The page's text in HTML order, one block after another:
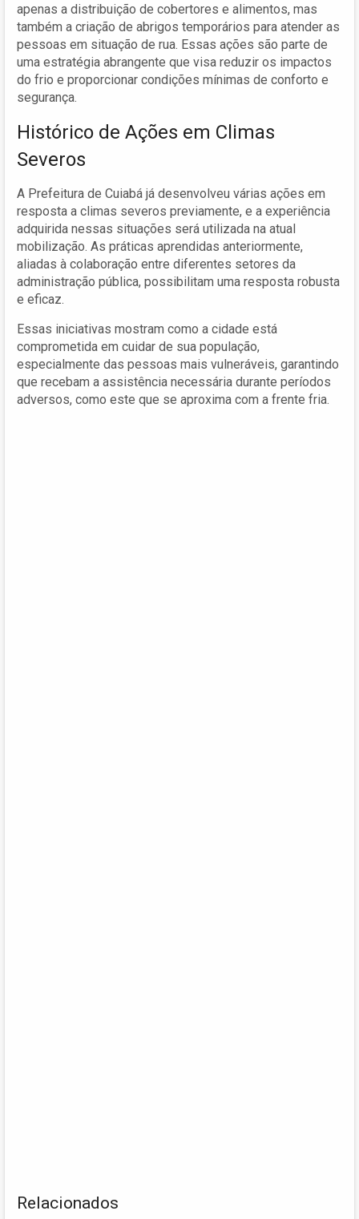
apenas a distribuição de cobertores e alimentos, mas
também a criação de abrigos temporários para atender as
pessoas em situação de rua. Essas ações são parte de
uma estratégia abrangente que visa reduzir os impactos
do frio e proporcionar condições mínimas de conforto e
segurança.
Histórico de Ações em Climas
Severos
A Prefeitura de Cuiabá já desenvolveu várias ações em
resposta a climas severos previamente, e a experiência
adquirida nessas situações será utilizada na atual
mobilização. As práticas aprendidas anteriormente,
aliadas à colaboração entre diferentes setores da
administração pública, possibilitam uma resposta robusta
e eficaz.
Essas iniciativas mostram como a cidade está
comprometida em cuidar de sua população,
especialmente das pessoas mais vulneráveis, garantindo
que recebam a assistência necessária durante períodos
adversos, como este que se aproxima com a frente fria.
Relacionados